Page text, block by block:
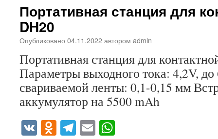
Портативная станция для
DH20
Опубликовано 04.11.2022автором admin
Портативная станция для
Параметры выходного тока: 4,2V,
свариваемой ленты: 0,1-0,15 мм
аккумулятор на 5500 mAh
VKOdnoklassniki
Telegram
Email